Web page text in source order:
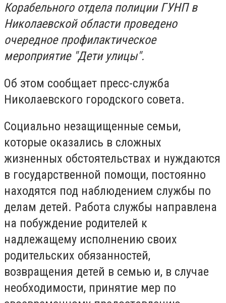
Корабельного отдела полиции ГУНП в
Николаевской области проведено
очередное профилактическое
мероприятие "Дети улицы".
Об этом сообщает пресс-служба
Николаевского городского совета.
Социально незащищенные семьи,
которые оказались в сложных
жизненных обстоятельствах и нуждаются
в государственной помощи, постоянно
находятся под наблюдением службы по
делам детей. Работа службы направлена
на побуждение родителей к
надлежащему исполнению своих
родительских обязанностей,
возвращения детей в семью и, в случае
необходимости, принятие мер по